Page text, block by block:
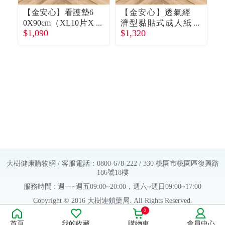
【金安心】看護墊6
0X90cm（XL10片X
10包／箱）廠商直
$1,090
【金安心】透氣經
濟型黏貼式成人紙
尿褲（M20片X6包
$1,320
大樹健康購物網 / 客服電話：0800-678-222 / 330 桃園市桃園區復興路
186號18樓
服務時間 : 週一~週五09:00~20:00，週六~週日09:00~17:00
Copyright © 2016 大樹連鎖藥局. All Rights Reserved.
販售業者資料：
首頁 我的收藏 購物車
0
會員中心